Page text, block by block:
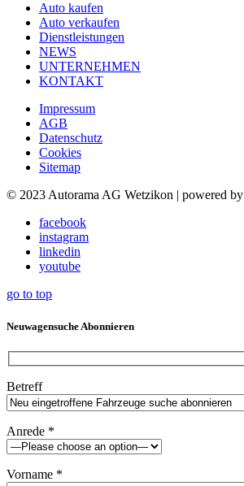
Auto kaufen
Auto verkaufen
Dienstleistungen
NEWS
UNTERNEHMEN
KONTAKT
Impressum
AGB
Datenschutz
Cookies
Sitemap
© 2023 Autorama AG Wetzikon | powered by
facebook
instagram
linkedin
youtube
go to top
Neuwagensuche Abonnieren
Betreff
Anrede *
Vorname *